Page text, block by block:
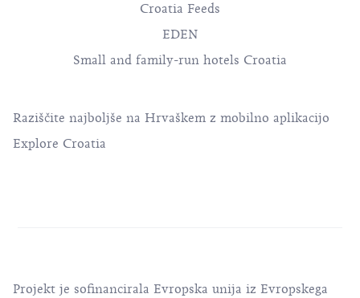
Croatia Feeds
EDEN
Small and family-run hotels Croatia
Raziščite najboljše na Hrvaškem z mobilno aplikacijo
Explore Croatia
Projekt je sofinancirala Evropska unija iz Evropskega